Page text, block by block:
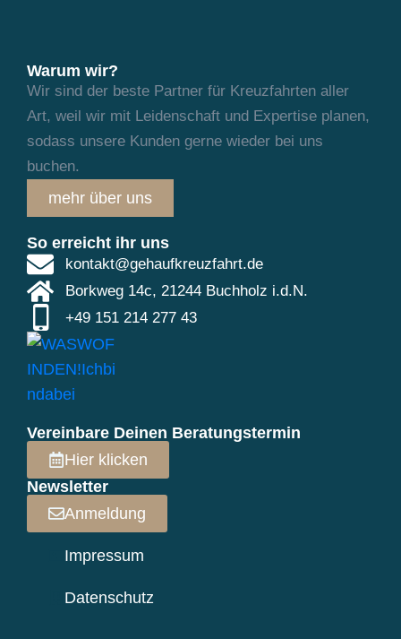
Warum wir?
Wir sind der beste Partner für Kreuzfahrten aller
Art, weil wir mit Leidenschaft und Expertise planen,
sodass unsere Kunden gerne wieder bei uns
buchen.
mehr über uns
So erreicht ihr uns
kontakt@gehaufkreuzfahrt.de
Borkweg 14c, 21244 Buchholz i.d.N.
+49 151 214 277 43
Vereinbare Deinen Beratungstermin
Hier klicken
Newsletter
Anmeldung
Impressum
Datenschutz